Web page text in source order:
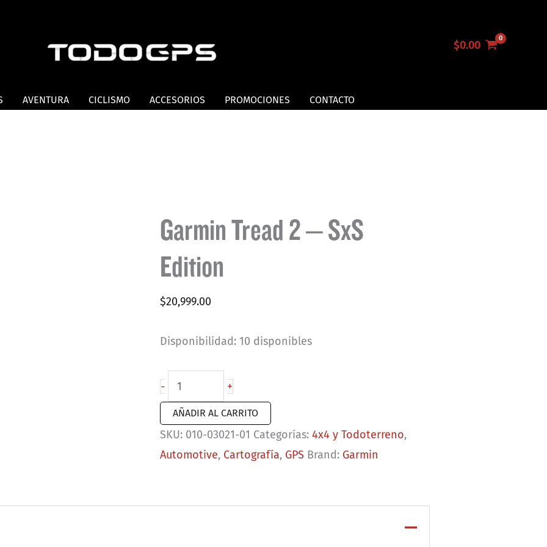
$0.00
AVENTURA CICLISMO ACCESORIOS PROMOCIONES CONTACTO
Garmin Tread 2 – SxS
Edition
$20,999.00
Disponibilidad: 10 disponibles
-
Garmin
Tread
2
-
SxS
+
AÑADIR AL CARRITO
SKU: 010-03021-01 Categorías:4x4 y Todoterreno,
Automotive, Cartografía, GPS Brand: Garmin